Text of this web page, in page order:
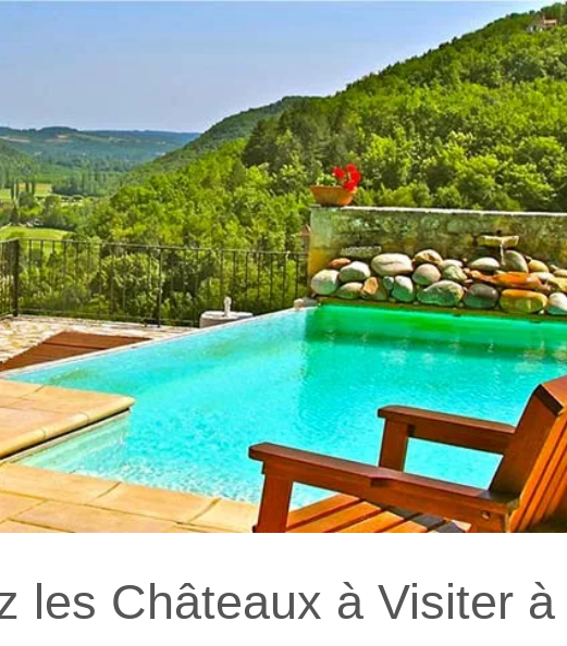
les Châteaux à Visiter